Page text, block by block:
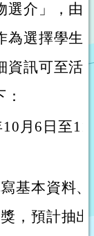
選介」，由
為選擇學生
資訊可至活
月6日至11
基本資料
，預計抽